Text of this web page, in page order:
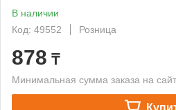
В наличии
Код: 49552
Розница
878 ₸
Минимальная сумма заказа на